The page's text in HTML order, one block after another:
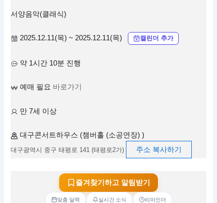
서양음악(클래식)
2025.12.11(목) ~ 2025.12.11(목) 캘린더 추가
약 1시간 10분 진행
예매 필요 바로가기
만 7세 이상
대구콘서트하우스 (챔버홀 (소공연장) )
대구광역시 중구 태평로 141 (태평로2가) 주소 복사하기
즐겨찾기하고 알림받기
맞춤 달력 실시간 소식 리마인더